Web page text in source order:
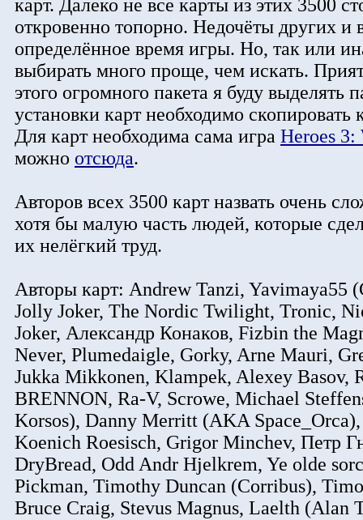
карт. Далеко не все карты из этих 3500
откровенно топорно. Недочёты других и
определённое время игры. Но, так или
выбирать много проще, чем искать.
этого огромного пакета я буду
установки карт необходимо
Для карт необходима сама игра Heroes 3:
можно отсюда.
Авторов всех 3500 карт назвать очень
хотя бы малую часть людей, которые
их нелёгкий труд.
Авторы карт: Andrew Tanzi, Yavimaya55
Jolly Joker, The Nordic Twilight, Tronic,
Joker, Александр Конаков, Fizbin the
Never, Plumedaigle, Gorky, Arne Mauri,
Jukka Mikkonen, Klampek, Alexey Basov,
BRENNON, Ra-V, Scrowe, Michael
Korsos), Danny Merritt (AKA
Koenich Roesisch, Grigor Minchev, Петр
DryBread, Odd Andr Hjelkrem, Ye olde
Pickman, Timothy Duncan (Corribus),
Bruce Craig, Stevus Magnus, Laelth (Alan